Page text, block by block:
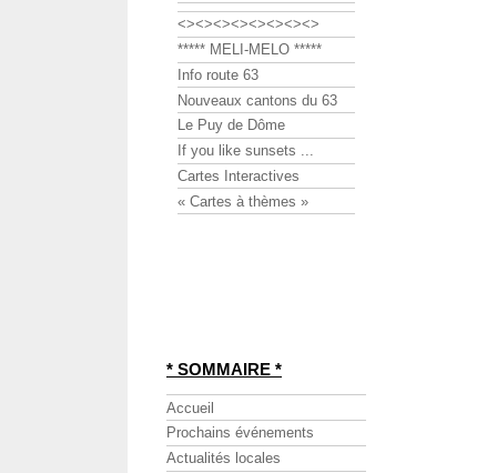
<><><><><><><><>
***** MELI-MELO *****
Info route 63
Nouveaux cantons du 63
Le Puy de Dôme
If you like sunsets ...
Cartes Interactives
« Cartes à thèmes »
* SOMMAIRE *
Accueil
Prochains événements
Actualités locales